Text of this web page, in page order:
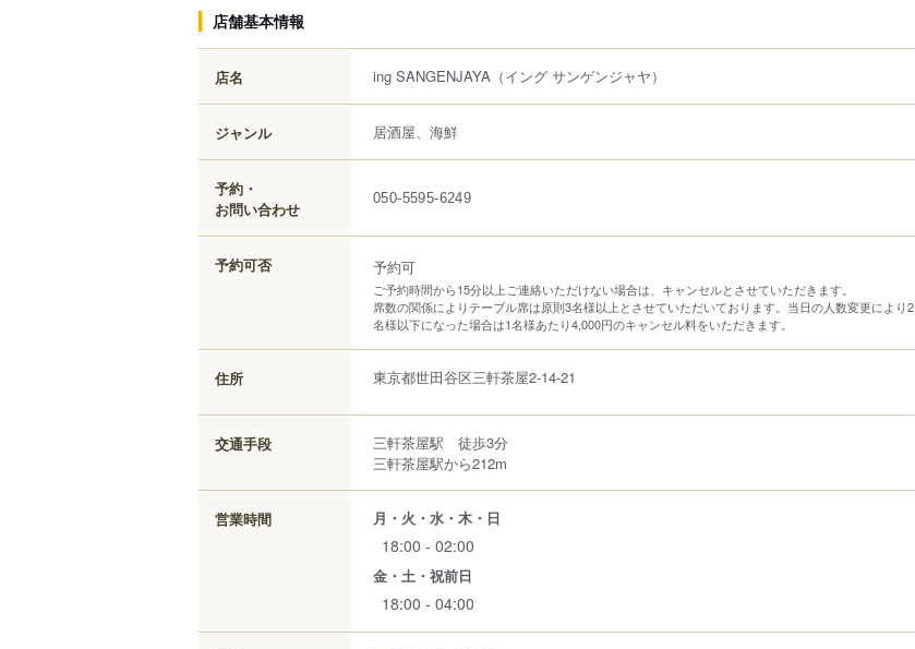
店舗基本情報
店名 ing SANGENJAYA （イング サンゲンジャヤ）
ジャンル 居酒屋、海鮮
予約・
お問い合わせ
050-5595-6249
予約可否 予約可
ご予約時間から15分以上ご連絡いただけない場合は、キャンセルとさせていただきます。
席数の関係によりテーブル席は原則3名様以上とさせていただいております。当日の人数変更により2
名様以下になった場合は1名様あたり4,000円のキャンセル料をいただきます。
住所 東京都世田谷区三軒茶屋2-14-21
交通手段
三軒茶屋駅 徒歩3分
三軒茶屋駅から212m
営業時間 月・火・水・木・日
18:00 - 02:00
金・土・祝前日
18:00 - 04:00